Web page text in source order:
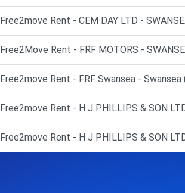
Free2move Rent - CEM DAY LTD -
Free2Move Rent - FRF MOTORS -
Free2move Rent - FRF Swansea - Swansea
Free2move Rent - H J PHILLIPS & SON
Free2move Rent - H J PHILLIPS & SON